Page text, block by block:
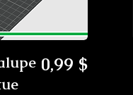
Preis
0,99 $